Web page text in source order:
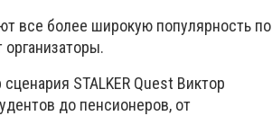
все более широкую популярность по
STALKER Quest Виктор
до пенсионеров, от